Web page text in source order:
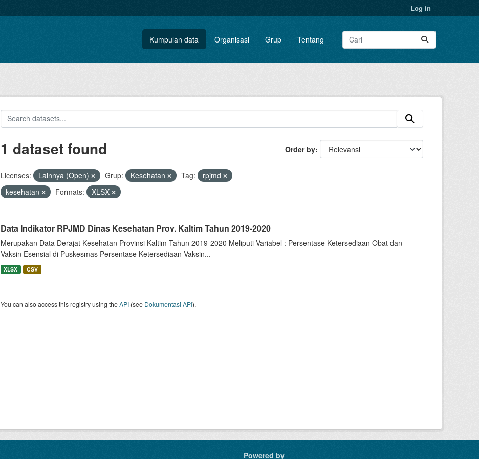
Log in
Kumpulan data Organisasi Grup Tentang
Order by
1 dataset found
Licenses: Lainnya (Open) Grup: Kesehatan Tag:
rpjmd
kesehatan
Formats: XLSX
Data Indikator RPJMD Dinas Kesehatan Prov. Kaltim Tahun 2019-2020
Merupakan Data Derajat Kesehatan Provinsi Kaltim Tahun 2019-2020 Meliputi Variabel : Persentase Ketersediaan Obat dan
Vaksin Esensial di Puskesmas Persentase Ketersediaan Vaksin...
XLSX CSV
You can also access this registry using theAPI(see Dokumentasi API).
Powered by